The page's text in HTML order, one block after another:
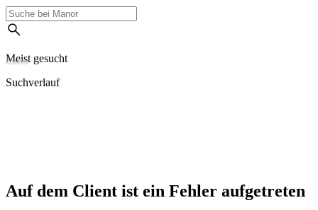
Meist gesucht
Suchverlauf
Auf dem Client ist ein Fehler aufgetreten